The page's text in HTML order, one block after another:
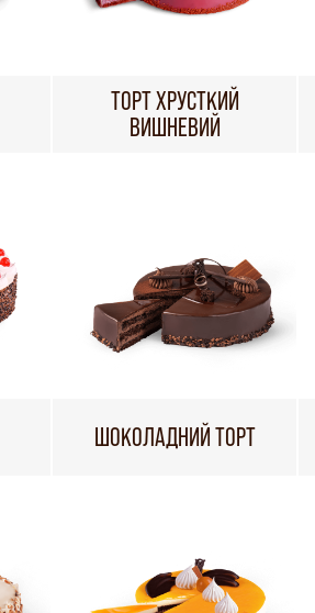
ТОРТ ХРУСТКИЙ
ВИШНЕВИЙ
ШОКОЛАДНИЙ ТОРТ